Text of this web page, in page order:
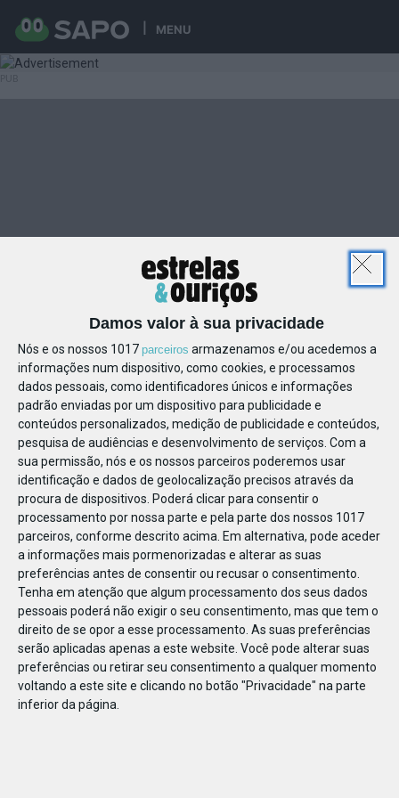
Damos valor à sua privacidade
Nós e os nossos 1017 parceiros armazenamos e/ou acedemos a
informações num dispositivo, como cookies, e processamos
dados pessoais, como identificadores únicos e informações
padrão enviadas por um dispositivo para publicidade e
conteúdos personalizados, medição de publicidade e conteúdos,
pesquisa de audiências e desenvolvimento de serviços. Com a
sua permissão, nós e os nossos parceiros poderemos usar
identificação e dados de geolocalização precisos através da
procura de dispositivos. Poderá clicar para consentir o
processamento por nossa parte e pela parte dos nossos 1017
parceiros, conforme descrito acima. Em alternativa, pode aceder
a informações mais pormenorizadas e alterar as suas
preferências antes de consentir ou recusar o consentimento.
Tenha em atenção que algum processamento dos seus dados
pessoais poderá não exigir o seu consentimento, mas que tem o
direito de se opor a esse processamento. As suas preferências
serão aplicadas apenas a este website. Você pode alterar suas
preferências ou retirar seu consentimento a qualquer momento
voltando a este site e clicando no botão "Privacidade" na parte
inferior da página.
MENU
118003994951082